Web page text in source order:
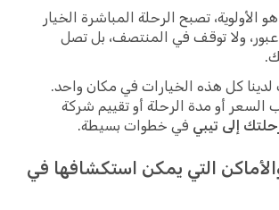
الأولوية، تصبح الرحلة المباشرة الخيار
عبور، ولا توقف في المنتصف، بل تصل
كل هذه الخيارات في مكان واحد.
أو مدة الرحلة أو تقييم شركة
إلى تيبي في خطوات بسيطة.
التي يمكن استكشافها في